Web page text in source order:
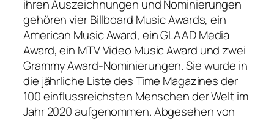
ihren Auszeichnungen und Nominierungen
gehören vier Billboard Music Awards, ein
American Music Award, ein GLAAD Media
Award, ein MTV Video Music Award und zwei
Grammy Award-Nominierungen. Sie wurde in
die jährliche Liste des Time Magazines der
100 einflussreichsten Menschen der Welt im
Jahr 2020 aufgenommen. Abgesehen von